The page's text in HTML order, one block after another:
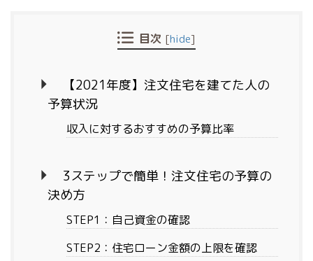
目次 [hide]
【2021年度】注文住宅を建てた人の
予算状況
収入に対するおすすめの予算比率
3ステップで簡単！注文住宅の予算の
決め方
STEP1：自己資金の確認
STEP2：住宅ローン金額の上限を確認